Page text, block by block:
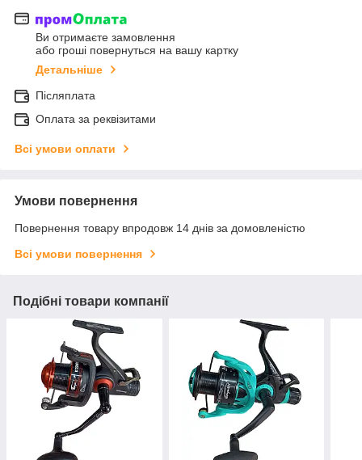
Ви отримаєте замовлення
або гроші повернуться на вашу картку
Детальніше
Післяплата
Оплата за реквізитами
Всі умови оплати
Умови повернення
Повернення товару впродовж 14 днів за домовленістю
Всі умови повернення
Подібні товари компанії